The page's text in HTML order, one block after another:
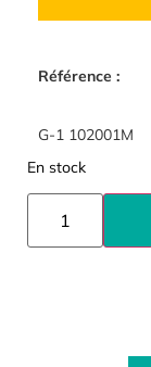
Référence :
G-1 102001M
En stock